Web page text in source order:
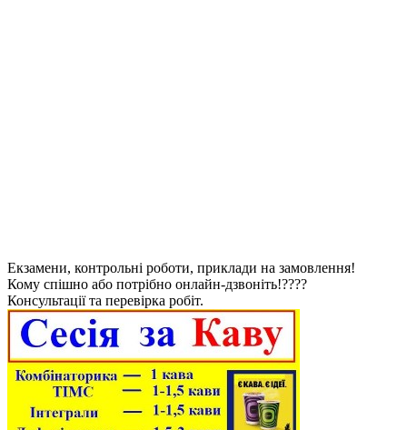
Екзамени, контрольні роботи, приклади на замовлення!
Кому спішно або потрібно онлайн-дзвоніть!????
Консультації та перевірка робіт.